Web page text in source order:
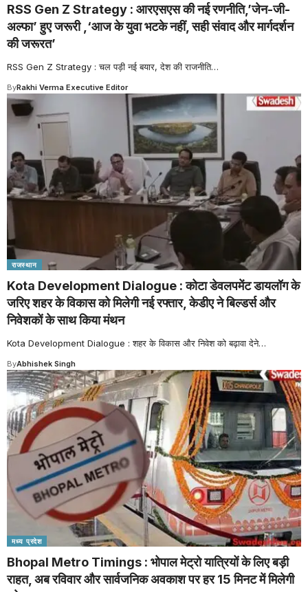
RSS Gen Z Strategy : आरएसएस की नई रणनीति,’जेन-जी-
अल्फा’ हुए जरूरी ,‘आज के युवा भटके नहीं, सही संवाद और मार्गदर्शन
की जरूरत’
RSS Gen Z Strategy : चल पड़ी नई बयार, देश की राजनीति…
ByRakhi Verma Executive Editor
राजस्थान
Kota Development Dialogue : कोटा डेवलपमेंट डायलॉग के
जरिए शहर के विकास को मिलेगी नई रफ्तार, केडीए ने बिल्डर्स और
निवेशकों के साथ किया मंथन
Kota Development Dialogue : शहर के विकास और निवेश को बढ़ावा देने…
ByAbhishek Singh
मध्य प्रदेश
Bhopal Metro Timings : भोपाल मेट्रो यात्रियों के लिए बड़ी
राहत, अब रविवार और सार्वजनिक अवकाश पर हर 15 मिनट में मिलेगी